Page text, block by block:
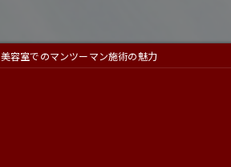
美容室でのマンツーマン施術の魅力